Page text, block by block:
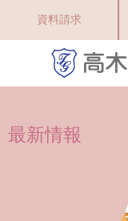
資料請求
最新情報